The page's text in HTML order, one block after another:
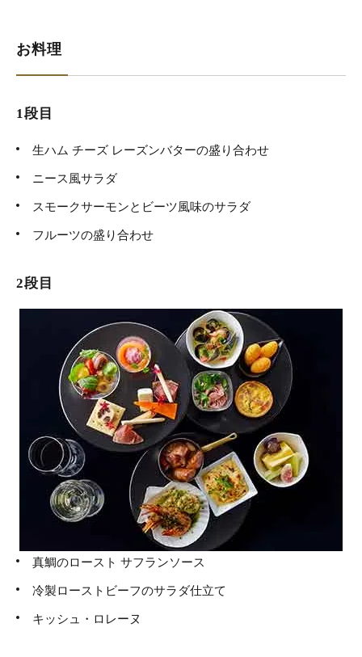
お料理
1段目
生ハム チーズ レーズンバターの盛り合わせ
ニース風サラダ
スモークサーモンとビーツ風味のサラダ
フルーツの盛り合わせ
2段目
真鯛のロースト サフランソース
冷製ローストビーフのサラダ仕立て
キッシュ・ロレーヌ